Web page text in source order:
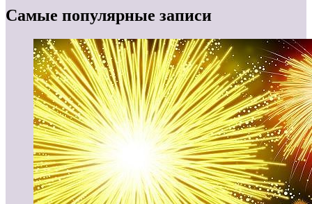
Самые популярные записи